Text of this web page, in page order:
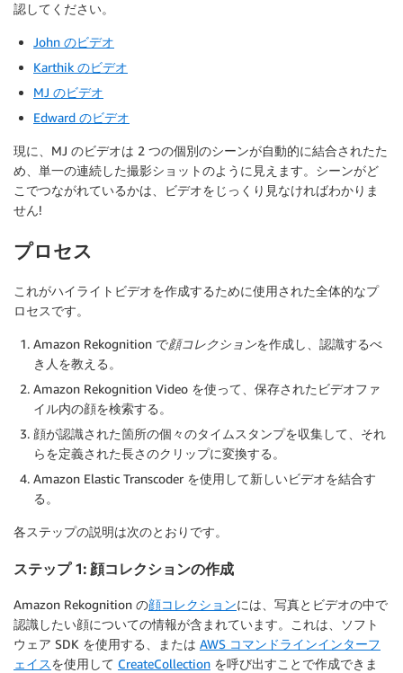
認してください。
John のビデオ
Karthik のビデオ
MJ のビデオ
Edward のビデオ
現に、MJ のビデオは 2 つの個別のシーンが自動的に結合されたた
め、単一の連続した撮影ショットのように見えます。シーンがど
こでつながれているかは、ビデオをじっくり見なければわかりま
せん!
プロセス
これがハイライトビデオを作成するために使用された全体的なプ
ロセスです。
Amazon Rekognition で顔コレクションを作成し、認識するべ
き人を教える。
Amazon Rekognition Video を使って、保存されたビデオファ
イル内の顔を検索する。
顔が認識された箇所の個々のタイムスタンプを収集して、それ
らを定義された長さのクリップに変換する。
Amazon Elastic Transcoder を使用して新しいビデオを結合す
る。
各ステップの説明は次のとおりです。
ステップ 1: 顔コレクションの作成
Amazon Rekognition の顔コレクションには、写真とビデオの中で
認識したい顔についての情報が含まれています。これは、ソフト
ウェア SDK を使用する、または AWS コマンドラインインターフ
ェイスを使用して CreateCollection を呼び出すことで作成できま